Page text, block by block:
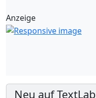
Anzeige
Neu auf TextLab